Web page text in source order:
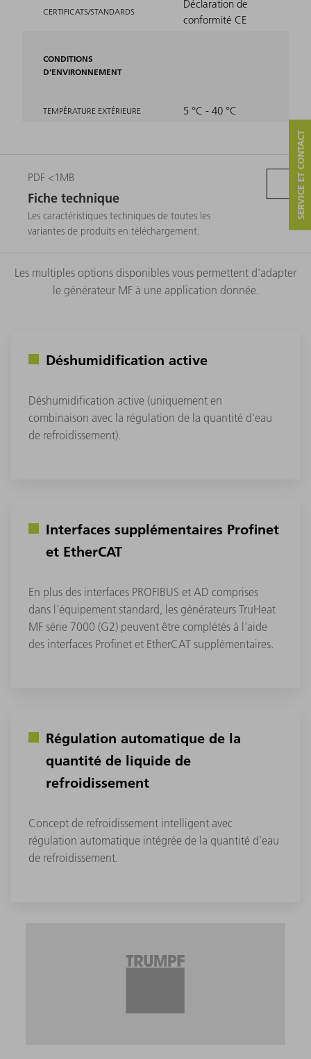
CERTIFICATS/STANDARDS
Déclaration de
conformité CE
CONDITIONS
D'ENVIRONNEMENT
TEMPÉRATURE EXTÉRIEURE 5 °C - 40 °C
PDF <1MB
Fiche technique
Les caractéristiques techniques de toutes les
variantes de produits en téléchargement.
Les multiples options disponibles vous permettent d'adapter
le générateur MF à une application donnée.
Déshumidification active
Déshumidification active (uniquement en
combinaison avec la régulation de la quantité d'eau
de refroidissement).
Interfaces supplémentaires Profinet
et EtherCAT
En plus des interfaces PROFIBUS et AD comprises
dans l'équipement standard, les générateurs TruHeat
MF série 7000 (G2) peuvent être complétés à l'aide
des interfaces Profinet et EtherCAT supplémentaires.
Régulation automatique de la
quantité de liquide de
refroidissement
Concept de refroidissement intelligent avec
régulation automatique intégrée de la quantité d'eau
de refroidissement.
SERVICE ET CONTACT